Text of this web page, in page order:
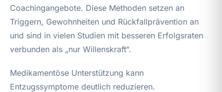
Coachingangebote. Diese Methoden setzen an
Triggern, Gewohnheiten und Rückfallprävention an
und sind in vielen Studien mit besseren Erfolgsraten
verbunden als „nur Willenskraft“.
Medikamentöse Unterstützung kann
Entzugssymptome deutlich reduzieren.